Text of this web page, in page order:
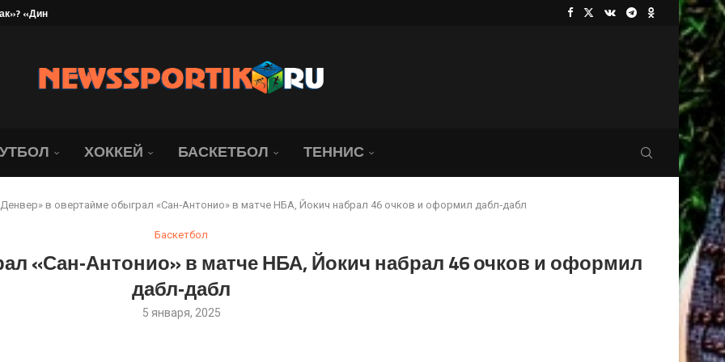
«Динамо» и «Локо»...
ХОККЕЙ БАСКЕТБОЛ ТЕННИС
в овертайме обыграл «Сан‑Антонио» в матче НБА, Йокич набрал 46 очков и оформил дабл‑дабл
Баскетбол
«Сан‑Антонио» в матче НБА, Йокич набрал 46 очков и оформил
дабл‑дабл
5 января, 2025